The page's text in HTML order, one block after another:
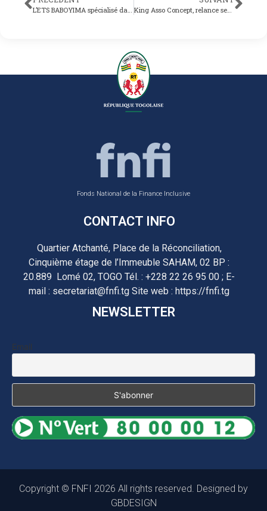
King Asso Concept, relance ses activités grâce à un financement de 2 060 000 FCFA obtenu du FNFI
Fonds National de la Finance Inclusive
CONTACT INFO
Quartier Atchanté, Place de la Réconciliation,
Cinquième étage de l’Immeuble SAHAM, 02 BP :
20.889 Lomé 02, TOGO Tél. : +228 22 26 95 00 ; E-
mail : secretariat@fnfi.tg Site web : https://fnfi.tg
NEWSLETTER
Email
Copyright © FNFI 2026 All rights reserved. Designed by
GBDESIGN